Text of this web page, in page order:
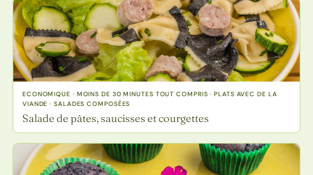
ECONOMIQUE · MOINS DE 30 MINUTES TOUT COMPRIS · PLATS AVEC DE LA
VIANDE · SALADES COMPOSÉES
Salade de pâtes, saucisses et courgettes